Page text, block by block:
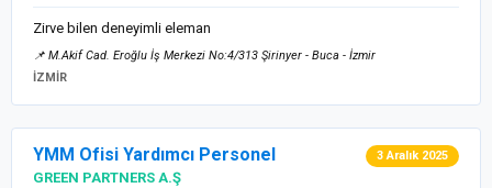
Zirve bilen deneyimli eleman
📌 M.Akif Cad. Eroğlu İş Merkezi No:4/313 Şirinyer - Buca - İzmir
İZMİR
YMM Ofisi Yardımcı Personel 3 Aralık 2025
GREEN PARTNERS A.Ş